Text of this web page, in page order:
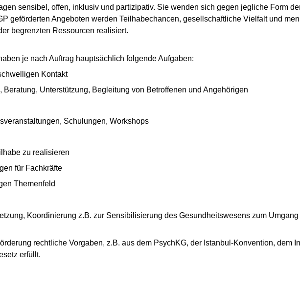
sensibel, offen, inklusiv und partizipativ. Sie wenden sich gegen jegliche Form
geförderten Angeboten werden Teilhabechancen, gesellschaftliche Vielfalt und
begrenzten Ressourcen realisiert.
je nach Auftrag hauptsächlich folgende Aufgaben:
Kontakt
Beratung, Unterstützung, Begleitung von Betroffenen und Angehörigen
Schulungen, Workshops
zu realisieren
für Fachkräfte
Themenfeld
Koordinierung z.B. zur Sensibilisierung des Gesundheitswesens zum
rechtliche Vorgaben, z.B. aus dem PsychKG, der Istanbul-Konvention, dem
erfüllt.